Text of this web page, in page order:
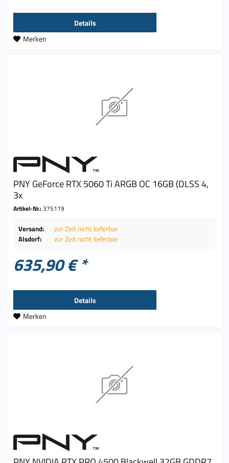
Details
Merken
PNY GeForce RTX 5060 Ti ARGB OC 16GB (DLSS 4,
3x
Artikel-Nr.:375119
Versand:
zur Zeit nicht lieferbar
Alsdorf:
zur Zeit nicht lieferbar
635,90 € *
Details
Merken